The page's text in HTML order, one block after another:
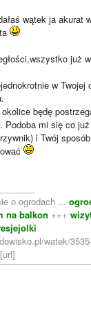
wątek ja akurat
już
w
będę
Podoba mi się co
i Twój
o ogrodach ...
na balkon +++
watek/